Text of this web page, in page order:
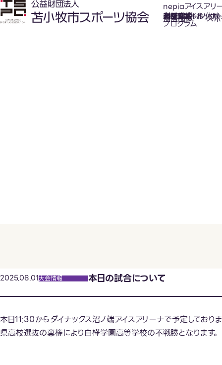
nepiaアイスアリ
氷上スポーツ体験
プログラム
お知らせ
スケジュール
フロアガイド
利用案内
利用料金
カジュアルホッケ
アクセス
加盟団体 ス
本日の試合について
2025.08.01大会情報
本日11:30からダイナックス沼ノ端アイスアリーナで予定してお
県高校選抜の棄権により白樺学園高等学校の不戦勝となります。